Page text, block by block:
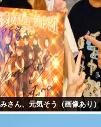
さん、元気そう（画像あり）